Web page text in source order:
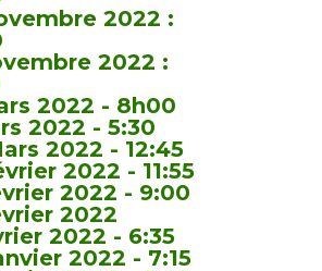
2022 :
2022 :
2022 - 8h00
2022 - 5:30
2022 - 12:45
2022 - 11:55
2022 - 9:00
2022
2022 - 6:35
2022 - 7:15